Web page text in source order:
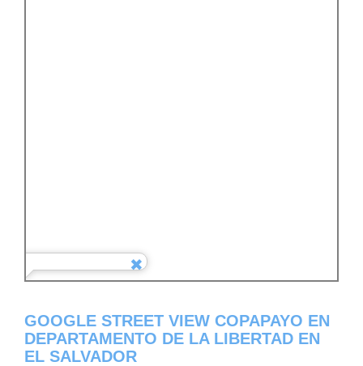
GOOGLE STREET VIEW COPAPAYO EN
DEPARTAMENTO DE LA LIBERTAD EN
EL SALVADOR